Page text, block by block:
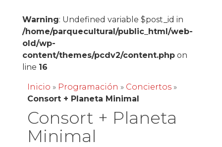
Warning: Undefined variable $post_id in
/home/parquecultural/public_html/web-
old/wp-
content/themes/pcdv2/content.phpon
line 16
Inicio » Programación » Conciertos»
Consort + Planeta Minimal
Consort + Planeta
Minimal